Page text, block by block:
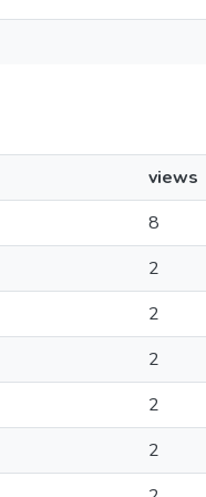
views
8
2
2
2
2
2